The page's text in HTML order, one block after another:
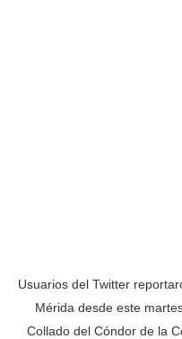
Usuarios del Twitter
Mérida desde este
Collado del Cóndor de la